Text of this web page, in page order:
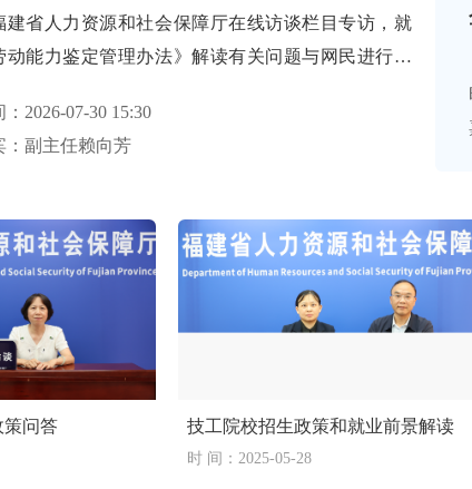
建省人力资源和社会保障厅在线访谈栏目专访，就
动能力鉴定管理办法》解读有关问题与网民进行在
：2026-07-30 15:30
：副主任赖向芳
策问答 技工院校招生政策和就业前景解读
时 间：2025-05-28